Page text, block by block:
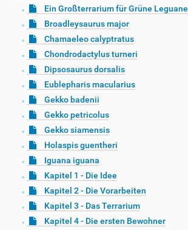
Ein Großterrarium für Grüne Leguane
Broadleysaurus major
Chamaeleo calyptratus
Chondrodactylus turneri
Dipsosaurus dorsalis
Eublepharis macularius
Gekko badenii
Gekko petricolus
Gekko siamensis
Holaspis guentheri
Iguana iguana
Kapitel 1 - Die Idee
Kapitel 2 - Die Vorarbeiten
Kapitel 3 - Das Terrarium
Kapitel 4 - Die ersten Bewohner